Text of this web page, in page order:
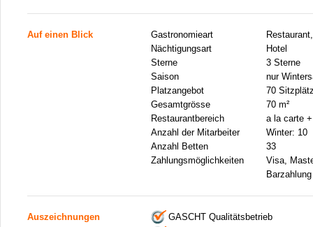
Auf einen Blick Gastronomieart
Nächtigungsart
Hotel
Sterne
3 Sterne
Saison
nur
Platzangebot
70
Gesamtgrösse
70 m²
Restaurantbereich
a la carte
Anzahl der Mitarbeiter
Winter: 10
Anzahl Betten
33
Zahlungsmöglichkeiten
Visa,
Barzahlung
Auszeichnungen
GASCHT Qualitätsbetrieb